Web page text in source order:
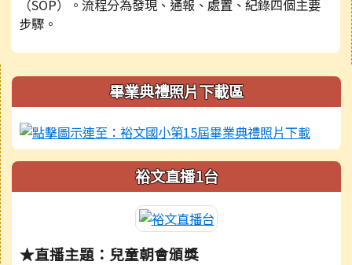
（SOP）。流程分為發現、通報、處置、紀錄四個主要
步驟。
右邊區域內容畢業典禮照片下載區
裕文直播1台
★直播主題：兒童朝會頒獎